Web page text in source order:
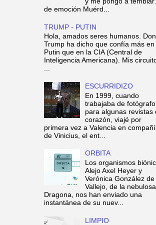
de emoción Muérd...
TRUMP - PUTIN
Hola, amados seres humanos.
Trump ha dicho que confía más en
Putin que en la CIA (Central de
Inteligencia Americana). Mis
...
ESCURRIDIZO
En 1999, cuando
trabajaba de fotógrafo
para algunas revistas
corazón, viajé por
primera vez a Valencia en
de Vinicius, el ent...
ORBITA
Los organismos
Alejo Axel Heyer y
Verónica González de
Vallejo, de la nebulosa
Dragona, nos han enviado una
instantánea de su nuev...
LIMPIO